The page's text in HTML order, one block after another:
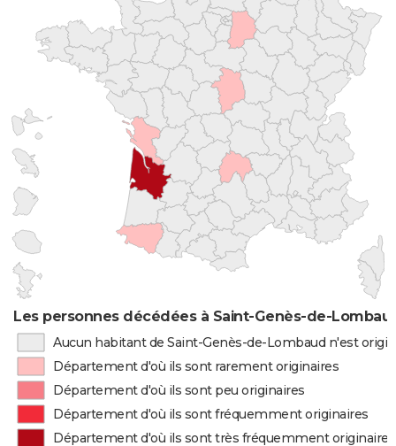
Les personnes décédées à Saint-Genès-de-
Aucun habitant de Saint-Genès-de-Lombaud n'est
Département d'où ils sont rarement originaires
Département d'où ils sont peu originaires
Département d'où ils sont fréquemment originaires
Département d'où ils sont très fréquemment originaires